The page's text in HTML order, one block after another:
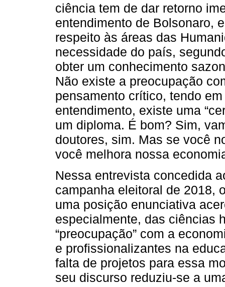
ciência tem de dar retorno
entendimento de Bolsonaro,
respeito às áreas das
necessidade do país,
obter um conhecimento
Não existe a preocupação
pensamento crítico, tendo
entendimento, existe uma
um diploma. É bom? Sim,
doutores, sim. Mas se você
você melhora nossa
Nessa entrevista concedida
campanha eleitoral de 2018,
uma posição enunciativa
especialmente, das ciências
“preocupação” com a
e profissionalizantes na
falta de projetos para essa
seu discurso reduziu-se a